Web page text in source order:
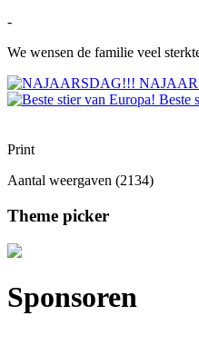
-
We wensen de familie veel
Beste
Print
Aantal weergaven (2134)
Theme picker
Sponsoren